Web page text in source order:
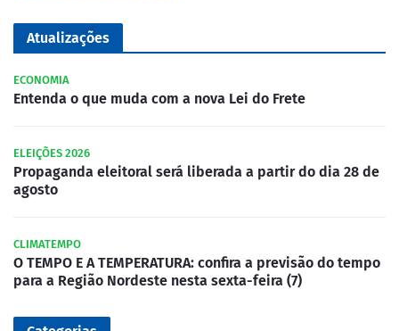
Atualizações
ECONOMIA
Entenda o que muda com a nova Lei do Frete
ELEIÇÕES 2026
Propaganda eleitoral será liberada a partir do dia 28 de
agosto
CLIMATEMPO
O TEMPO E A TEMPERATURA: confira a previsão do tempo
para a Região Nordeste nesta sexta-feira (7)